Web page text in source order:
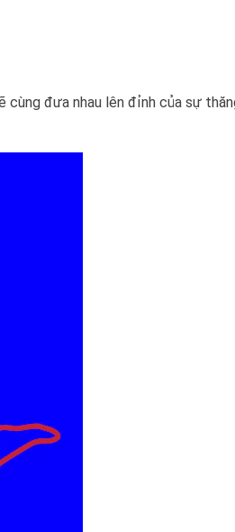
cùng đưa nhau lên đỉnh của sự